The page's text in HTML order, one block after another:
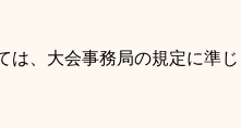
、大会事務局の規定に準じ